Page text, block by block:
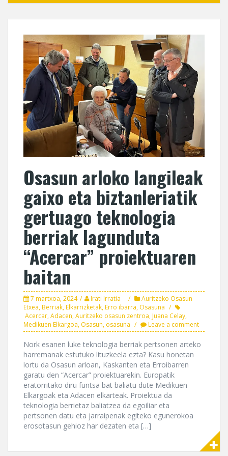
Osasun arloko langileak
gaixo eta biztanleriatik
gertuago teknologia
berriak lagunduta
“Acercar” proiektuaren
baitan
7 martxoa, 2024 Irati Irratia
Auritzeko Osasun
Etxea,Berriak,Elkarrizketak,Erro ibarra, Osasuna
Acercar,Adacen,Auritzeko osasun zentroa,Juana Celay,
Medikuen Elkargoa, Osasun, osasuna Leave a comment
Nork esanen luke teknologia berriak pertsonen arteko
harremanak estutuko lituzkeela ezta? Kasu honetan
lortu da Osasun arloan, Kaskanten eta Erroibarren
garatu den “Acercar” proiektuarekin. Europatik
eratorritako diru funtsa bat baliatu dute Medikuen
Elkargoak eta Adacen elkarteak. Proiektua da
teknologia berrietaz baliatzea da egoiliar eta
pertsonen datu eta jarraipenak egiteko egunerokoa
erosotasun gehioz har dezaten eta […]